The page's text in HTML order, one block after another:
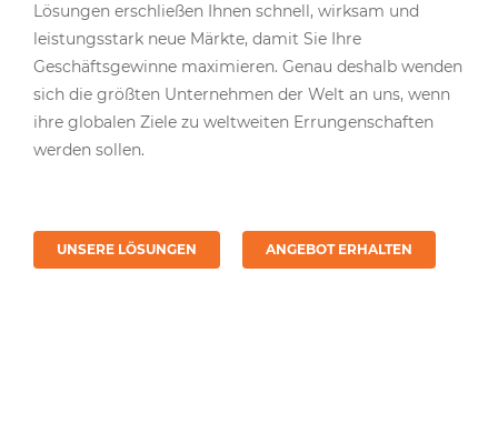
Lösungen erschließen Ihnen schnell, wirksam und
leistungsstark neue Märkte, damit Sie Ihre
Geschäftsgewinne maximieren. Genau deshalb wenden
sich die größten Unternehmen der Welt an uns, wenn
ihre globalen Ziele zu weltweiten Errungenschaften
werden sollen.
UNSERE LÖSUNGEN ANGEBOT ERHALTEN